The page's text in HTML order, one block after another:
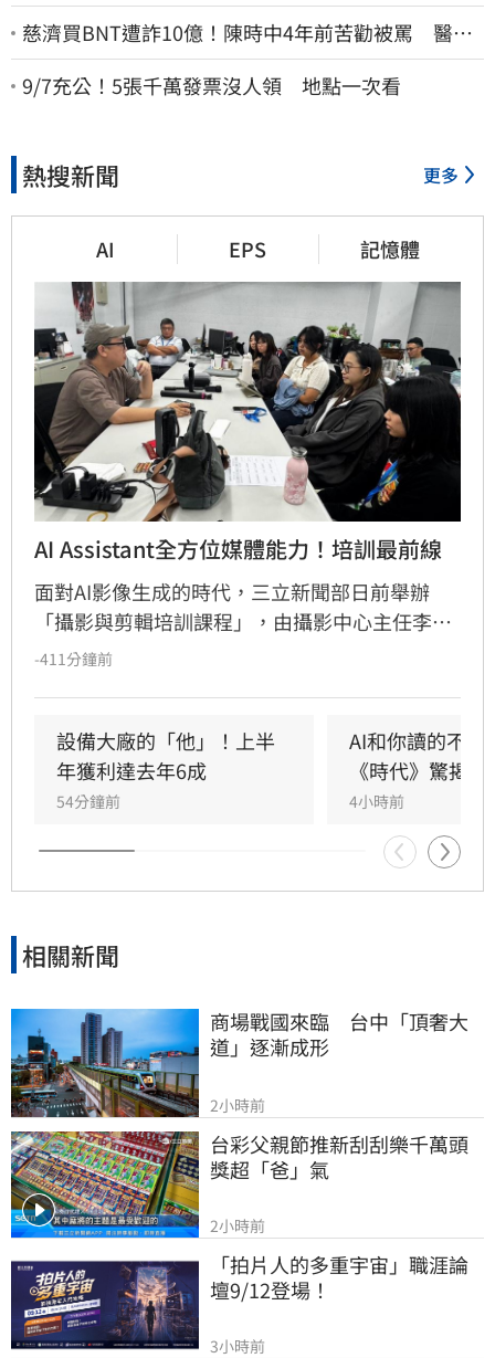
慈濟買BNT遭詐10億！陳時中4年前苦勸被罵 醫挖4
年前貼文：藍白全翻車
9/7充公！5張千萬發票沒人領 地點一次看
熱搜新聞 更多
AI EPS 記憶體
AI Assistant全方位媒體能力！培訓最前線
面對AI影像生成的時代，三立新聞部日前舉辦
「攝影與剪輯培訓課程」，由攝影中心主任李東
益率專業團隊，帶領AI Assistant培訓生深入新聞
核心競爭力。透過實地拍攝演練、作品講評及業
界剪輯系統實作，引導學員從鏡位設計到後製節
奏掌握，建立完整的影音製作觀念。三立新聞部
藉由產學合作，結合AI科技與媒體實務，致力培
育兼具數位應用與新聞專業的跨域人才，協助學
生接軌產業，共同迎接媒體數位轉型趨勢。
-411分鐘前
設備大廠的「他」！上半
年獲利達去年6成
54分鐘前
AI和你讀的不同
《時代》驚揭1
4小時前
相關新聞
商場戰國來臨　台中「頂奢大
道」逐漸成形
2小時前
台彩父親節推新刮刮樂千萬頭
獎超「爸」氣
2小時前
「拍片人的多重宇宙」職涯論
壇9/12登場！
3小時前